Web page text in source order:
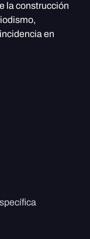
la construcción
en